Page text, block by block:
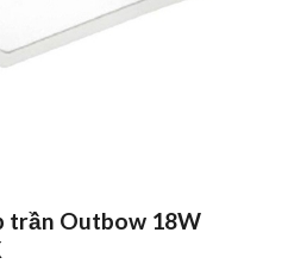
trần Outbow 18W